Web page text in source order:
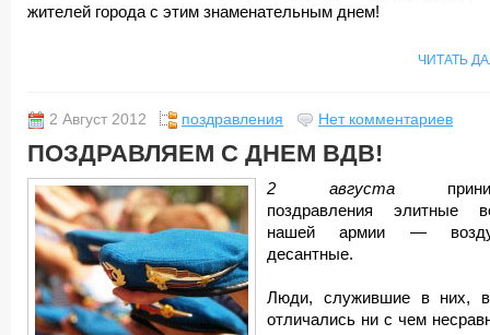
жителей города с этим знаменательным днем!
ЧИТАТЬ
2 Август 2012 поздравления Нет комментариев
ПОЗДРАВЛЯЕМ С ДНЕМ ВДВ!
2 августа
поздравления элитные
нашей армии —
десантные.
Люди, служившие в них,
отличались ни с чем